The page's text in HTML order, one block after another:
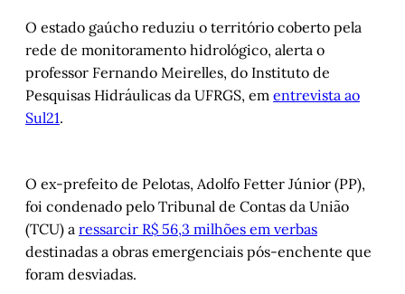
O estado gaúcho reduziu o território coberto pela
rede de monitoramento hidrológico, alerta o
professor Fernando Meirelles, do Instituto de
Pesquisas Hidráulicas da UFRGS, em entrevista ao
Sul21.
O ex-prefeito de Pelotas, Adolfo Fetter Júnior (PP),
foi condenado pelo Tribunal de Contas da União
(TCU) a ressarcir R$ 56,3 milhões em verbas
destinadas a obras emergenciais pós-enchente que
foram desviadas.